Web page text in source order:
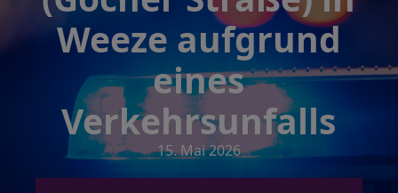
Weeze aufgrund
eines
Verkehrsunfalls
15. Mai 2026